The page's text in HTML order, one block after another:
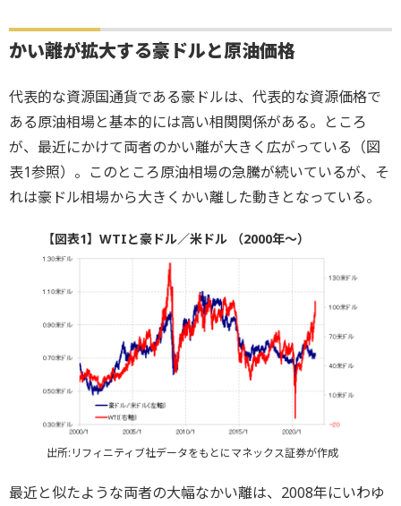
かい離が拡大する豪ドルと原油価格
代表的な資源国通貨である豪ドルは、代表的な資源価格で
ある原油相場と基本的には高い相関関係がある。ところ
が、最近にかけて両者のかい離が大きく広がっている（図
表1参照）。このところ原油相場の急騰が続いているが、そ
れは豪ドル相場から大きくかい離した動きとなっている。
【図表1】WTIと豪ドル／米ドル （2000年～）
出所:リフィニティブ社データをもとにマネックス証券が作成
最近と似たような両者の大幅なかい離は、2008年にいわゆ